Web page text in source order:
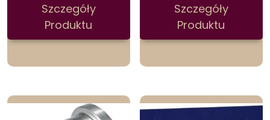
Szczegóły
Produktu
Szczegóły
Produktu